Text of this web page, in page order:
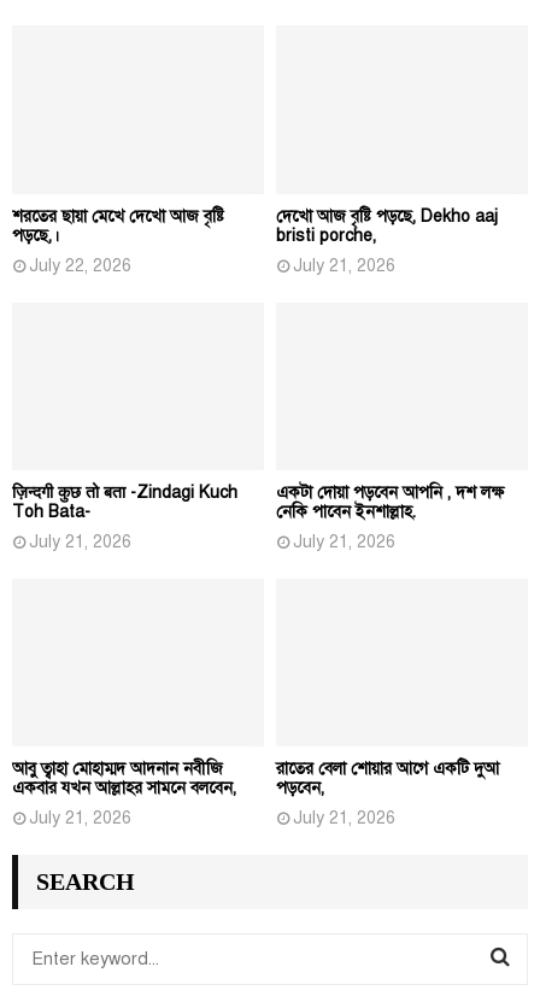
শরতের ছায়া মেখে দেখো আজ বৃষ্টি
পড়ছে,।
July 22, 2026
দেখো আজ বৃষ্টি পড়ছে, Dekho aaj
bristi porche,
July 21, 2026
ज़िन्दगी कुछ तो बता -Zindagi Kuch
Toh Bata-
July 21, 2026
একটা দোয়া পড়বেন আপনি , দশ লক্ষ
নেকি পাবেন ইনশাল্লাহ.
July 21, 2026
আবু ত্বাহা মোহাম্মদ আদনান নবীজি
একবার যখন আল্লাহর সামনে বলবেন,
July 21, 2026
রাতের বেলা শোয়ার আগে একটি দুআ
পড়বেন,
July 21, 2026
SEARCH